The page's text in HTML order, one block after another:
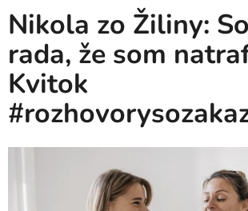
Nikola zo Žiliny:
rada, že som
Kvitok